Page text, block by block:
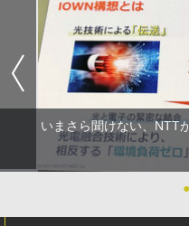
いまさら聞けない、NTT
●